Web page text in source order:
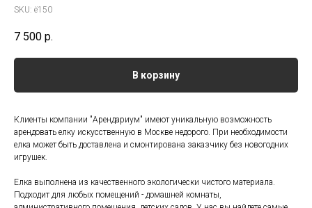
SKU: ё150
7 500 р.
В корзину
Клиенты компании "Арендариум" имеют уникальную возможность
арендовать елку искусственную в Москве недорого. При необходимости
елка может быть доставлена и смонтирована заказчику без новогодних
игрушек.
Елка выполнена из качественного экологически чистого материала.
Подходит для любых помещений - домашней комнаты,